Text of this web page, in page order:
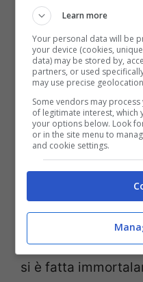
Post Instagram Eleonora
Continual’estate
Proprio come
showgirl infatti,
didascalia,
tra le coste della
sud, dalle isole
si è fatta
Learn more
Your personal data will be
your device (cookies,
data) may be stored by,
partners, or used
may use precise
Some vendors may
of legitimate interest, which
your options below. Look
or in the site menu to
and cookie settings.